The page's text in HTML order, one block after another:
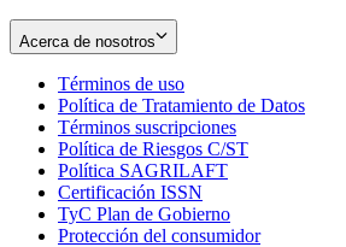
Acerca de nosotros
Términos de uso
in
new
window
Política de Tratamiento de Datos
Términos suscripciones
in
Política de Riesgos C/ST
Política SAGRILAFT
new
window
Certificación ISSN
in
new
TyC Plan de Gobierno
in
Protección del consumidorOpens